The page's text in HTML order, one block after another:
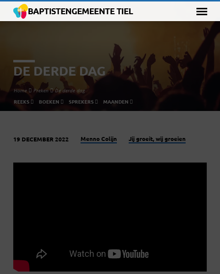
DE DERDE DAG
Home Preken De derde dag
REEKS BOEKEN SPREKERS MAANDEN
DERDE
19 DECEMBER 2022 Menno Colijn Jij groeit, wij groeien